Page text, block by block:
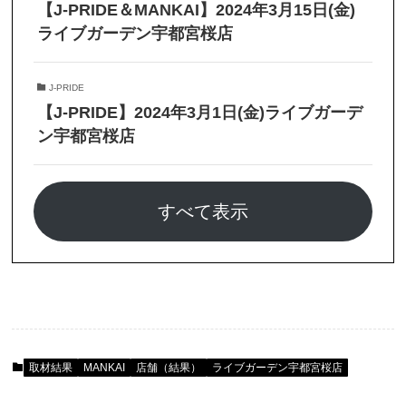
【J-PRIDE＆MANKAI】2024年3月15日(金)
ライブガーデン宇都宮桜店
J-PRIDE
【J-PRIDE】2024年3月1日(金)ライブガーデ
ン宇都宮桜店
すべて表示
取材結果 MANKAI 店舗（結果） ライブガーデン宇都宮桜店